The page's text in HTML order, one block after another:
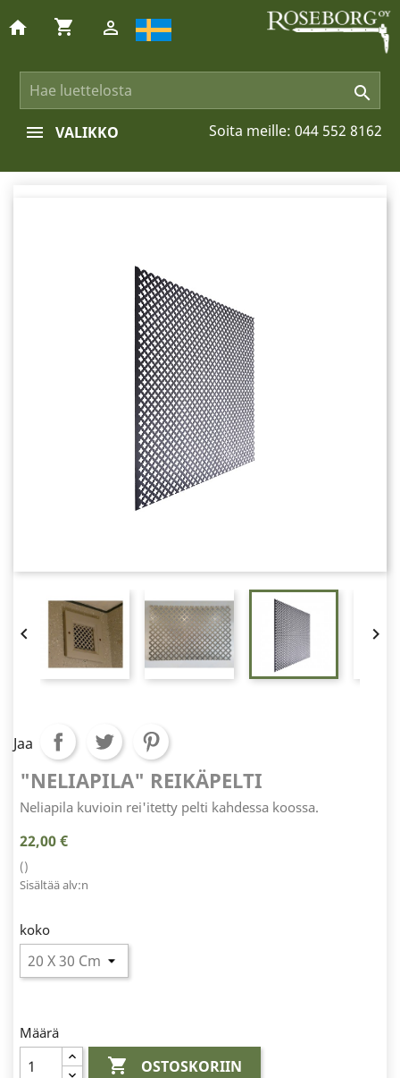

home shopping_cart 
Soita meille: 044 552 8162
VALIKKO
 
Jaa
"NELIAPILA" REIKÄPELTI
Neliapila kuvioin rei'itetty pelti kahdessa koossa.
22,00 €
()
Sisältää alv:n
koko
Määrä
 OSTOSKORIIN